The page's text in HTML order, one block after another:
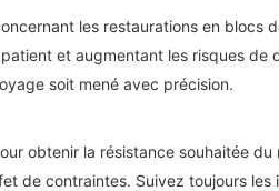
les restaurations en
et augmentant les risques
soit mené avec précision.
obtenir la résistance souhaitée du
de contraintes. Suivez toujours